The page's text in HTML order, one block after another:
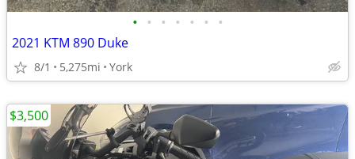
• • • • • • •
2021 KTM 890 Duke
8/1 5,275mi York
$3,500